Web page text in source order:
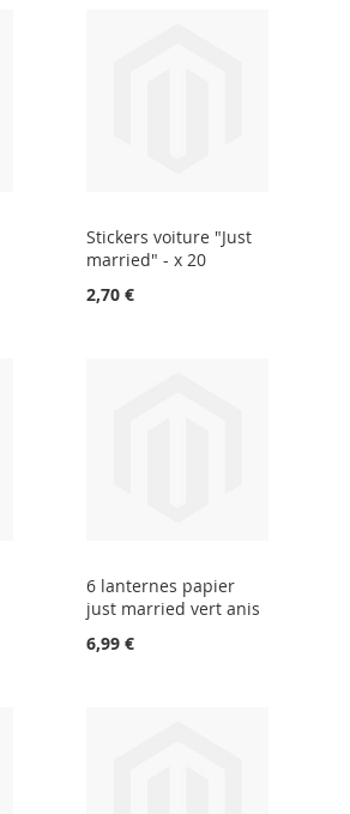
Stickers voiture "Just
married" - x 20
2,70 €
6 lanternes papier
just married vert anis
6,99 €